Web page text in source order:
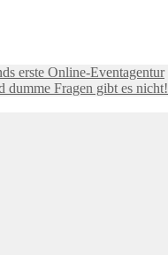
erste Online-Eventagentur
dumme Fragen gibt es nicht!